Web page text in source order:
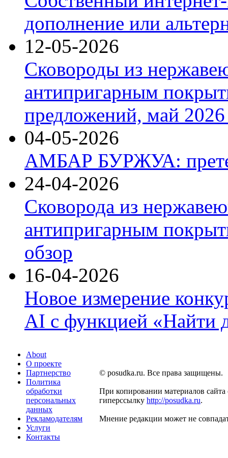
дополнение или
12-05-2026
Сковороды из
антипригарным
предложений, май 2026
04-05-2026
АМБАР БУРЖУА:
24-04-2026
Сковорода из
антипригарным
обзор
16-04-2026
Новое измерение
AI с функцией «Найти
About
О проекте
Партнерство
Политика
обработки
персональных
данных
Рекламодателям
Услуги
Контакты
© posudka.ru. Все права защищены.
При копировании материалов сайта
гиперссылку http://posudka.ru.
Мнение редакции может не